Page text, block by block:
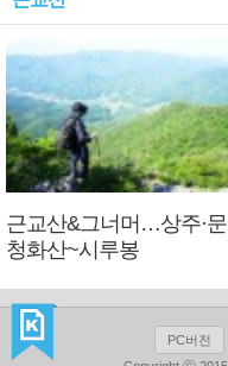
근교산&그너머…상주·
청화산~시루봉
PC버전